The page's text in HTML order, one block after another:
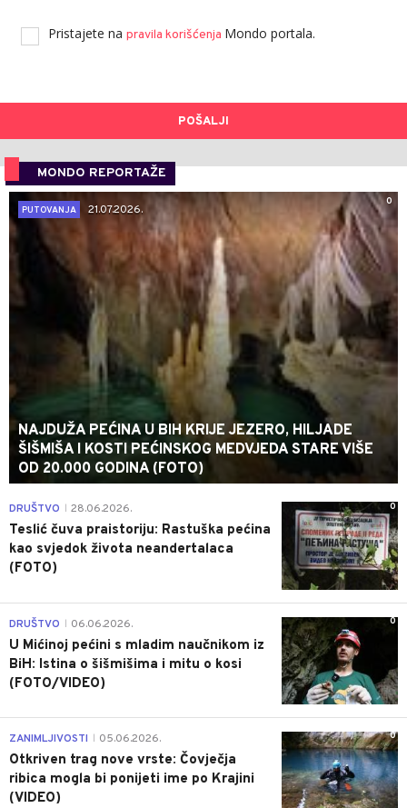
Pristajete na pravila korišćenja Mondo portala.
POŠALJI
MONDO REPORTAŽE
0
PUTOVANJA
21.07.2026.
NAJDUŽA PEĆINA U BIH KRIJE JEZERO, HILJADE
ŠIŠMIŠA I KOSTI PEĆINSKOG MEDVJEDA STARE VIŠE
OD 20.000 GODINA (FOTO)
0
DRUŠTVO 28.06.2026.
Teslić čuva praistoriju: Rastuška pećina
kao svjedok života neandertalaca
(FOTO)
0
DRUŠTVO 06.06.2026.
U Mićinoj pećini s mladim naučnikom iz
BiH: Istina o šišmišima i mitu o kosi
(FOTO/VIDEO)
0
ZANIMLJIVOSTI 05.06.2026.
Otkriven trag nove vrste: Čovječja
ribica mogla bi ponijeti ime po Krajini
(VIDEO)